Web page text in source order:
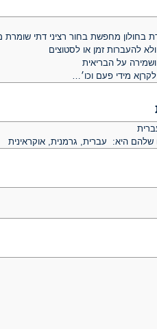
רווקה כבת 47 מתגוררת בחולון מחפשת בחור
להעברות זמן או לסטוצים
על הבריאית
מידי פעם וכו׳…
היא: עברית, גרמנית, אוקראינית